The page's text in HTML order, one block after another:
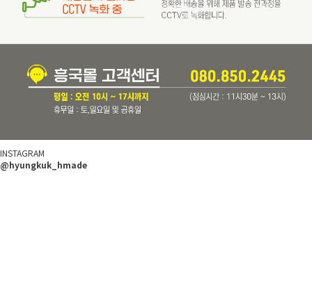
INSTAGRAM
@hyungkuk_hmade